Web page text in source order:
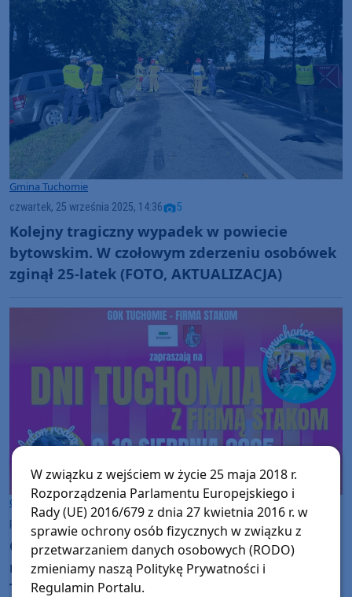
Gmina Tuchomie
czwartek, 25 września 2025, 14:36 5
Kolejny tragiczny wypadek w powiecie
bytowskim. W czołowym zderzeniu osobówek
zginął 25-latek (FOTO, AKTUALIZACJA)
Gmina Tuchomie
piątek, 8 sierpnia 2025, 06:58
Gmina Tuchomie świętuje. Jutro (9.08.) i w
niedzielę (10.08.) obchodzić będzie Dni
Tuchomia
W związku z wejściem w życie 25 maja 2018 r.
Rozporządzenia Parlamentu Europejskiego i
Rady (UE) 2016/679 z dnia 27 kwietnia 2016 r. w
sprawie ochrony osób fizycznych w związku z
przetwarzaniem danych osobowych (RODO)
zmieniamy naszą Politykę Prywatności i
Regulamin Portalu.